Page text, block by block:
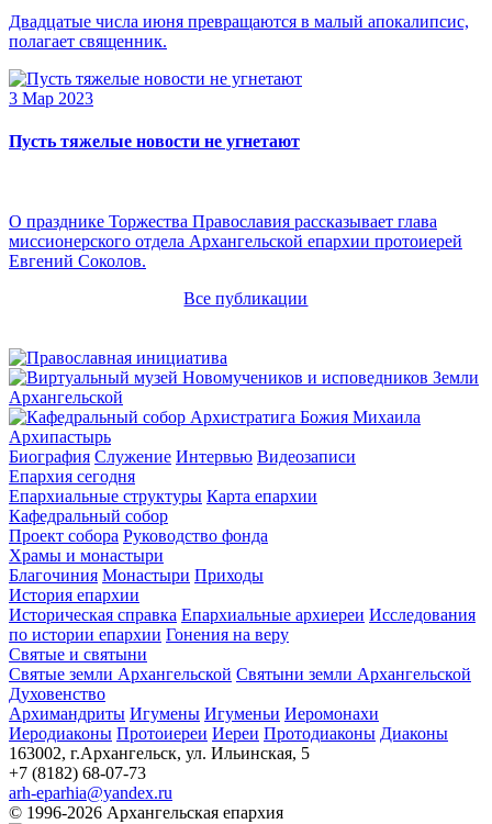
Двадцатые числа июня превращаются в малый апокалипсис,
полагает священник.
3 Мар 2023
Пусть тяжелые новости не угнетают
О празднике Торжества Православия рассказывает глава
миссионерского отдела Архангельской епархии протоиерей
Евгений Соколов.
Все публикации
Архипастырь
Биография Служение Интервью Видеозаписи
Епархия сегодня
Епархиальные структуры Карта епархии
Кафедральный собор
Проект собора Руководство фонда
Храмы и монастыри
Благочиния Монастыри Приходы
История епархии
Историческая справка Епархиальные архиереи Исследования
по истории епархии Гонения на веру
Святые и святыни
Святые земли Архангельской Святыни земли Архангельской
Духовенство
Архимандриты Игумены Игуменьи Иеромонахи
Иеродиаконы Протоиереи Иереи Протодиаконы Диаконы
163002, г.Архангельск, ул. Ильинская, 5
+7 (8182) 68-07-73
arh-eparhia@yandex.ru
© 1996-2026 Архангельская епархия